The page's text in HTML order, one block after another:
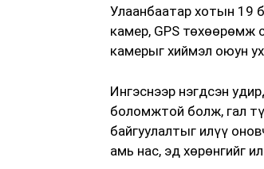
Улаанбаатар хотын 19
камер, GPS төхөөрөмж
камерыг хиймэл оюун
Ингэснээр нэгдсэн
боломжтой болж, гал
байгуулалтыг илүү
амь нас, эд хөрөнгийг